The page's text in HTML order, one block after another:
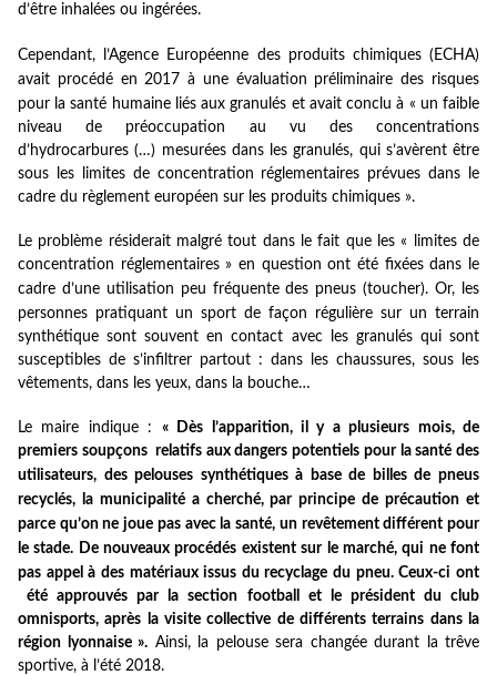
d’être inhalées ou ingérées.
Cependant, l’Agence Européenne des produits chimiques (ECHA)
avait procédé en 2017 à uneévaluation préliminaire des risques
pour la santé humaineliés aux granulés et avait conclu à « un faible
niveau de préoccupation au vu des concentrations
d’hydrocarbures (…) mesurées dans les granulés, qui s’avèrent être
sous les limites de concentration réglementaires prévues dans le
cadre du règlement européen sur les produits chimiques ».
Le problème résiderait malgré tout dans le fait que les « limites de
concentration réglementaires » en question ont été fixées dans le
cadre d’uneutilisation peu fréquente des pneus (toucher). Or, les
personnes pratiquant un sport de façon régulière sur un terrain
synthétique sont souvent en contact avec les granulés qui sont
susceptibles de s’infiltrer partout : dans les chaussures, sous les
vêtements, dans les yeux, dans la bouche…
Le maire indique : « Dès l’apparition, il y a plusieurs mois, de
premiers soupçons relatifs aux dangers potentiels pour la santé des
utilisateurs, des pelouses synthétiques à base de billes de pneus
recyclés, la municipalité a cherché, par principe de précaution et
parce qu’onne joue pas avec la santé, un revêtement différent pour
le stade. De nouveaux procédés existent sur le marché, qui nefont
pas appel à des matériaux issus du recyclage du pneu. Ceux-ci ont
été approuvés par la section football et le président du club
omnisports, après la visite collective de différents terrains dans la
région lyonnaise ». Ainsi, la pelouse sera changée durant la trêve
sportive, à l’été 2018.